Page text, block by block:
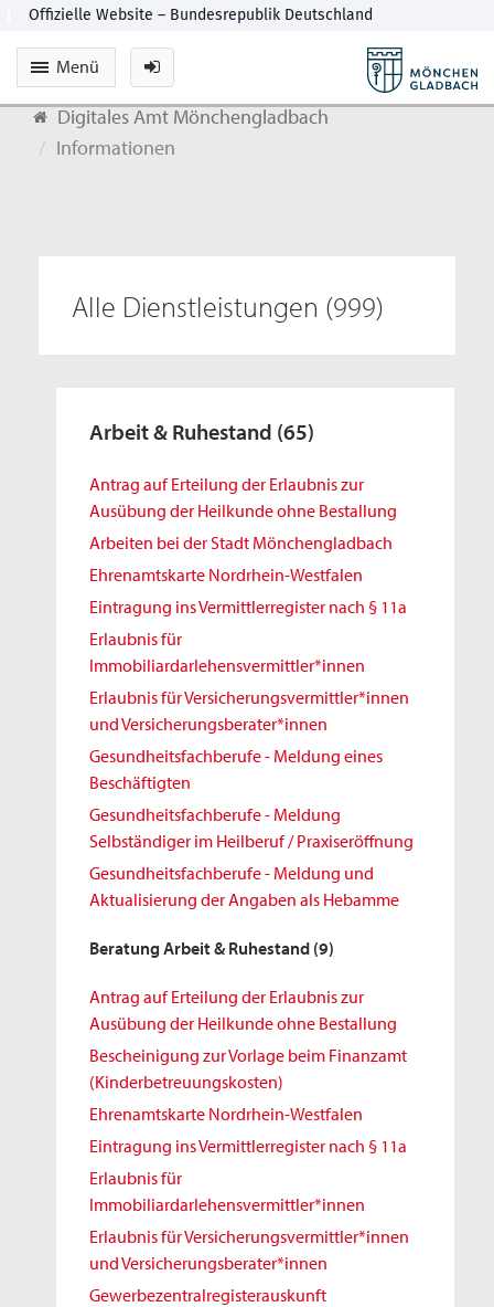
Menü
Digitales Amt Mönchengladbach
Informationen
Alle Dienstleistungen (999)
Arbeit & Ruhestand (65)
Antrag auf Erteilung der Erlaubnis zur
Ausübung der Heilkunde ohne Bestallung
Arbeiten bei der Stadt Mönchengladbach
Ehrenamtskarte Nordrhein-Westfalen
Eintragung ins Vermittlerregister nach § 11a
Erlaubnis für
Immobiliardarlehensvermittler*innen
Erlaubnis für Versicherungsvermittler*innen
und Versicherungsberater*innen
Gesundheitsfachberufe - Meldung eines
Beschäftigten
Gesundheitsfachberufe - Meldung
Selbständiger im Heilberuf / Praxiseröffnung
Gesundheitsfachberufe - Meldung und
Aktualisierung der Angaben als Hebamme
Beratung Arbeit & Ruhestand (9)
Antrag auf Erteilung der Erlaubnis zur
Ausübung der Heilkunde ohne Bestallung
Bescheinigung zur Vorlage beim Finanzamt
(Kinderbetreuungskosten)
Ehrenamtskarte Nordrhein-Westfalen
Eintragung ins Vermittlerregister nach § 11a
Erlaubnis für
Immobiliardarlehensvermittler*innen
Erlaubnis für Versicherungsvermittler*innen
und Versicherungsberater*innen
Gewerbezentralregisterauskunft